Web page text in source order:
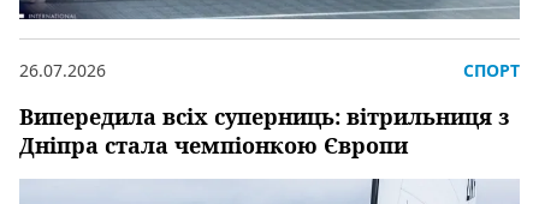
Випередила всіх суперниць: вітрильниця з
Дніпра стала чемпіонкою Європи
26.07.2026 СПОРТ